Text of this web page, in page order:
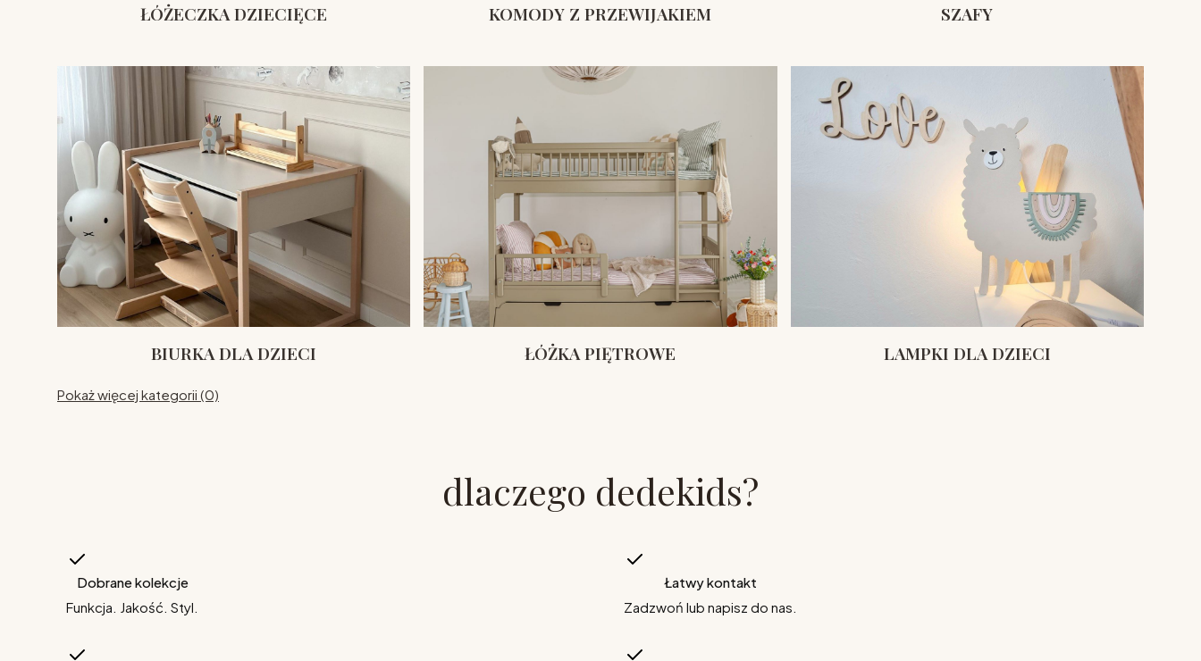
ŁÓŻECZKA DZIECIĘCE KOMODY Z PRZEWIJAKIEM SZAFY
BIURKA DLA DZIECI ŁÓŻKA PIĘTROWE LAMPKI DLA DZIECI
Pokaż więcej kategorii (0)
dlaczego dedekids?
Dobrane kolekcje
Funkcja. Jakość. Styl.
Łatwy kontakt
Zadzwoń lub napisz do nas.